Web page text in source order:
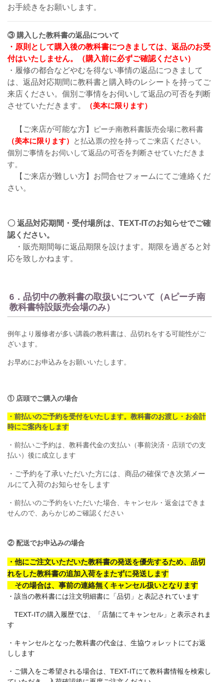
お手続きをお願いします。
③ 購入した教科書の返品について
・原則として購入後の教科書につきましては、返品のお受
付はいたしません。（購入前に必ずご確認ください）
・履修の都合などやむを得ない事情の返品につきまして
は、返品対応期間に教科書と購入時のレシートを持ってご
来店ください。個別ご事情をお伺いして返品の可否を判断
させていただきます。
（美本に限ります）
【ご来店が可能な方】
ピーチ南教科書販売会場に教科書
（美本に限ります）
と払込票の控を持ってご来店ください。
個別ご事情をお伺いして返品の可否を判断させていただきま
す。
【ご来店が難しい方】お問合せフォームにてご連絡くだ
さい。
〇 返品対応期間・受付場所は、TEXT-ITのお知らせでご確
認ください。
・販売期間毎に返品期限を設けます。期限を過ぎると対
応を致しかねます。
6．品切中の教科書の取扱いについて（Aピーチ南
教科書特設販売会場のみ）
例年より履修者が多い講義の教科書は、品切れをする可能性がご
ざいます。
お早めにお申込みをお願いいたします。
① 店頭でご購入の場合
・前払いのご予約を受付をいたします。教科書のお渡し・お会計
時にご案内をします
・前払いご予約は、教科書代金の支払い（事前決済・店頭での支
払い）後に成立します
・ご予約を了承いただいた方には、商品の確保でき次第メー
ルにて入荷のお知らせをします
・前払いのご予約をいただいた場合、キャンセル・返金はできま
せんので、あらかじめご確認ください
② 配送でお申込みの場合
・他にご注文いただいた教科書の発送を優先するため、品切
れをした教科書の追加入荷をまたずに発送します
その場合は、事前の連絡無くキャンセル扱いとなります
・該当の教科書には注文明細書に「品切」と表記されています
TEXT-ITの購入履歴では、「店舗にてキャンセル」と表示されま
す
・キャンセルとなった教科書の代金は、生協ウォレットにてお返
しします
・ご購入をご希望される場合は、TEXT-ITにて教科書情報を検索し